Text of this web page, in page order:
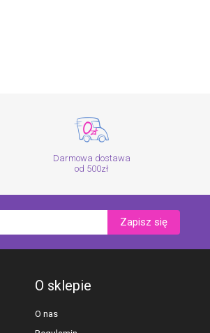
Darmowa dostawa
od 500zł
Zapisz się
O sklepie
O nas